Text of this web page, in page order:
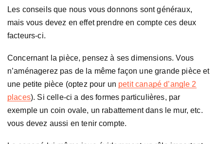
Les conseils que nous vous donnons sont généraux,
mais vous devez en effet prendre en compte ces deux
facteurs-ci.
Concernant la pièce, pensez à ses dimensions. Vous
n’aménagerez pas de la même façon une grande pièce et
une petite pièce (optez pour un petit canapé d’angle 2
places). Si celle-ci a des formes particulières, par
exemple un coin ovale, un rabattement dans le mur, etc.
vous devez aussi en tenir compte.